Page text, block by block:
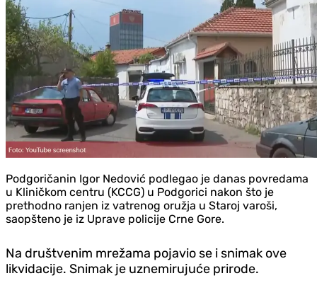
Podgoričanin Igor Nedović podlegao je danas povredama
u Kliničkom centru (KCCG) u Podgorici nakon što je
prethodno ranjen iz vatrenog oružja u Staroj varoši,
saopšteno je iz Uprave policije Crne Gore.
Na društvenim mrežama pojavio se i snimak ove
likvidacije. Snimak je uznemirujuće prirode.